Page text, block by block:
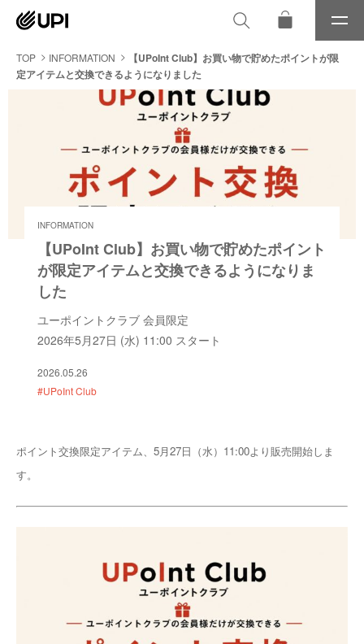
メ
ニ
TOP INFORMATION
【UPoInt Club】お買い物で貯めたポイントが限
定アイテムと交換できるようになりました
INFORMATION
【UPoInt Club】お買い物で貯めたポイント
が限定アイテムと交換できるようになりま
した
ユーポイントクラブ 会員限定
2026年5月27日 (水) 11:00 スタート
2026.05.26
#UPoInt Club
ポイント交換限定アイテム、5月27日（水）11:00より販売開始しま
す。